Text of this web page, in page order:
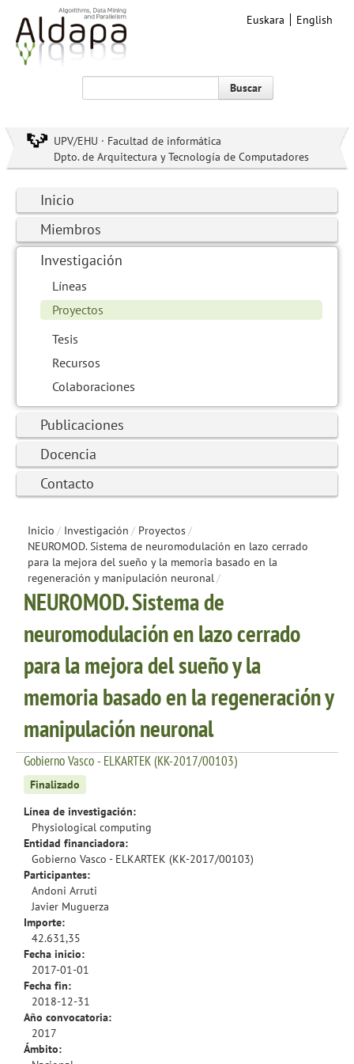
Euskara English
Buscar
UPV/EHU · Facultad de informática
Dpto. de Arquitectura y Tecnología de Computadores
Inicio
Miembros
Investigación
Líneas
Proyectos
Tesis
Recursos
Colaboraciones
Publicaciones
Docencia
Contacto
Inicio / Investigación / Proyectos/
NEUROMOD. Sistema de neuromodulación en lazo cerrado
para la mejora del sueño y la memoria basado en la
regeneración y manipulación neuronal/
NEUROMOD. Sistema de
neuromodulación en lazo cerrado
para la mejora del sueño y la
memoria basado en la regeneración y
manipulación neuronal
Gobierno Vasco - ELKARTEK (KK-2017/00103)
Finalizado
Línea de investigación:
Physiological computing
Entidad financiadora:
Gobierno Vasco - ELKARTEK (KK-2017/00103)
Participantes:
Andoni Arruti
Javier Muguerza
Importe:
42.631,35
Fecha inicio:
2017-01-01
Fecha fin:
2018-12-31
Año convocatoria:
2017
Ámbito: